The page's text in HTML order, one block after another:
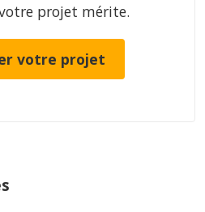
projet mérite.
votre projet